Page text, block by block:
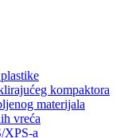
kompaktora
materijala
vreća
XPS-a